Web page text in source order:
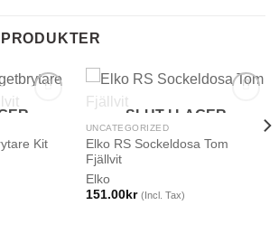
Kit
SLUT I LAGER
UNCATEGORIZED
Elko RS Sockeldosa Tom
Fjällvit
Elko
151.00kr (Incl. Tax)